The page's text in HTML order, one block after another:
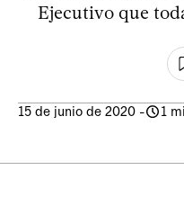
Ejecutivo que
15 de junio de 2020 - 1